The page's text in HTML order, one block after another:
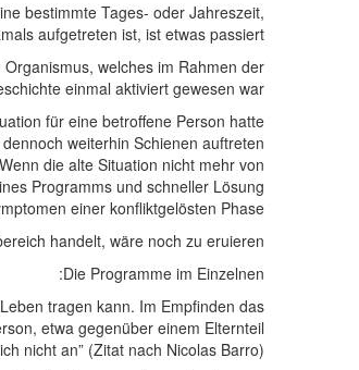
bestimmte Tages- oder Jahreszeit,
aufgetreten ist, ist etwas passiert!”.
welches im Rahmen der
einmal aktiviert gewesen war.
für eine betroffene Person hatte.
weiterhin Schienen auftreten.
die alte Situation nicht mehr von
Programms und schneller Lösung
einer konfliktgelösten Phase.
handelt, wäre noch zu eruieren.
Die Programme im Einzelnen:
tragen kann. Im Empfinden das
etwa gegenüber einem Elternteil.
nicht an” (Zitat nach Nicolas Barro).